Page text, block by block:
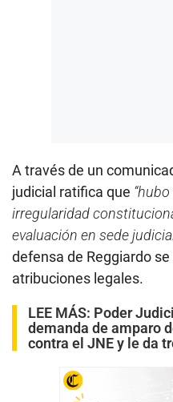
A través de un
judicial ratifica que
irregularidad
evaluación en sede
defensa de Reggiardo
atribuciones legales.
LEE MÁS: Poder
demanda de amparo
contra el JNE y le da